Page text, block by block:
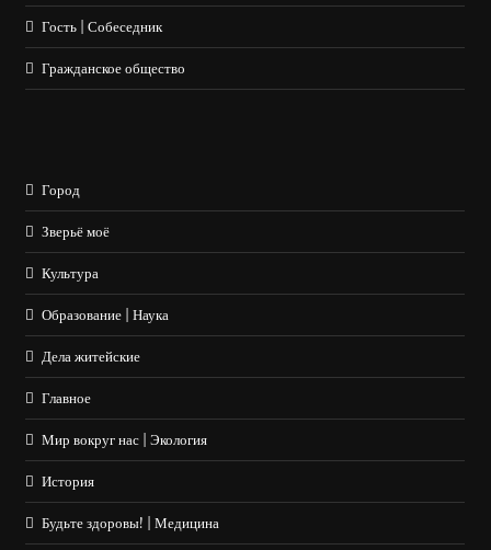
Гость | Собеседник
Гражданское общество
Город
Зверьё моё
Культура
Образование | Наука
Дела житейские
Главное
Мир вокруг нас | Экология
История
Будьте здоровы! | Медицина